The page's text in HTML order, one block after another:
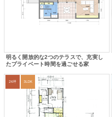
明るく開放的な2つのテラスで、充実し
たプライベート時間を過ごせる家
24坪 3LDK